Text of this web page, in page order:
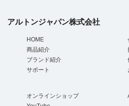
アルトンジャパン株式会社
HOME
商品紹介
ブランド紹介
サポート
オンラインショップ